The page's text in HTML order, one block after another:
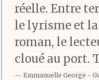
réelle. Entre
le lyrisme et la
roman, le
cloué au port.
Emmanuelle George